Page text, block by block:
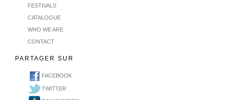
FESTIVALS
CATALOGUE
WHO WE ARE
CONTACT
PARTAGER SUR
FACEBOOK
TWITTER